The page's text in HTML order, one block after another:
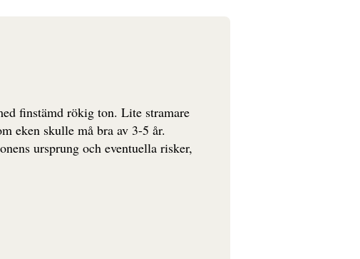
finstämd rökig ton. Lite stramare
eken skulle må bra av 3-5 år.
ursprung och eventuella risker,